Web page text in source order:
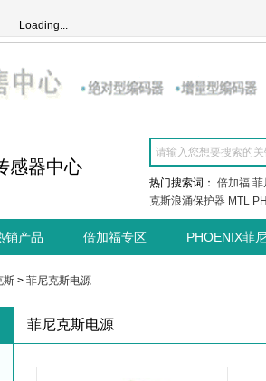
Loading...
感器中心
热门搜索词： 倍加福 菲
克斯浪涌保护器 MTL
销产品 倍加福专区 PHOENIX菲
斯 > 菲尼克斯电源
菲尼克斯电源